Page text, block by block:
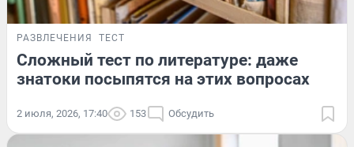
РАЗВЛЕЧЕНИЯ ТЕСТ
Сложный тест по литературе: даже
знатоки посыпятся на этих вопросах
2 июля, 2026, 17:40 153 Обсудить